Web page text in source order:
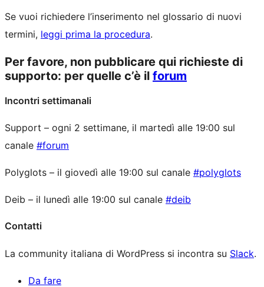
Se vuoi richiedere l’inserimento nel glossario di nuovi
termini, leggi prima la procedura.
Per favore, non pubblicare qui richieste di
supporto: per quelle c’è il forum
Incontri settimanali
Support – ogni 2 settimane, il martedì alle 19:00 sul
canale #forum
Polyglots – il giovedì alle 19:00 sul canale #polyglots
Deib – il lunedì alle 19:00 sul canale #deib
Contatti
La community italiana di WordPress si incontra su Slack.
Da fare